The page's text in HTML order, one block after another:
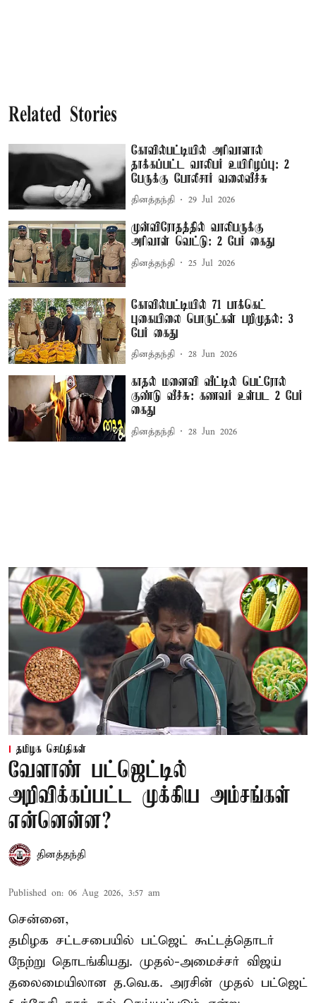
Related Stories
கோவில்பட்டியில் அரிவாளால்
தாக்கப்பட்ட வாலிபர் உயிரிழப்பு: 2
பேருக்கு போலீசார் வலைவீச்சு
தினத்தந்தி 29 Jul 2026
முன்விரோதத்தில் வாலிபருக்கு
அரிவாள் வெட்டு: 2 பேர் கைது
தினத்தந்தி 25 Jul 2026
கோவில்பட்டியில் 71 பாக்கெட்
புகையிலை பொருட்கள் பறிமுதல்: 3
பேர் கைது
தினத்தந்தி 28 Jun 2026
காதல் மனைவி வீட்டில் பெட்ரோல்
குண்டு வீச்சு: கணவர் உள்பட 2 பேர்
கைது
தினத்தந்தி 28 Jun 2026
தமிழக செய்திகள்
வேளாண் பட்ஜெட்டில்
அறிவிக்கப்பட்ட முக்கிய அம்சங்கள்
என்னென்ன?
தினத்தந்தி
Published on: 06 Aug 2026, 3:57 am
சென்னை,
தமிழக சட்டசபையில் பட்ஜெட் கூட்டத்தொடர்
நேற்று தொடங்கியது. முதல்-அமைச்சர் விஜய்
தலைமையிலான த.வெ.க. அரசின் முதல் பட்ஜெட்